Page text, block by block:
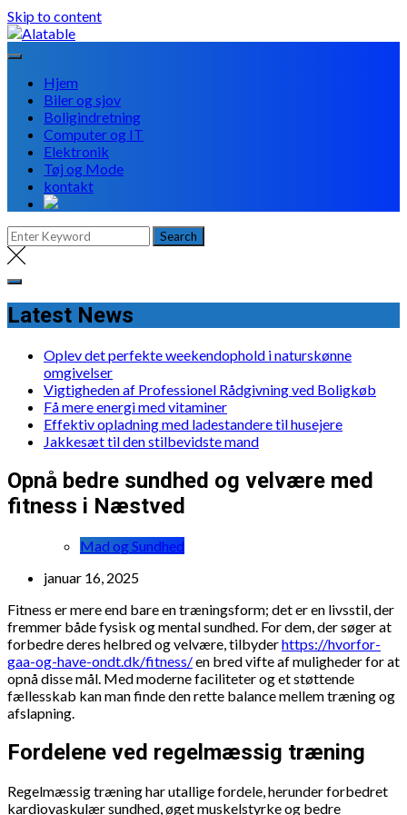
Skip to content
Hjem
Biler og sjov
Boligindretning
Computer og IT
Elektronik
Tøj og Mode
kontakt
Latest News
Oplev det perfekte weekendophold i naturskønne
omgivelser
Vigtigheden af Professionel Rådgivning ved Boligkøb
Få mere energi med vitaminer
Effektiv opladning med ladestandere til husejere
Jakkesæt til den stilbevidste mand
Opnå bedre sundhed og velvære med
fitness i Næstved
Mad og Sundhed
januar 16, 2025
Fitness er mere end bare en træningsform; det er en livsstil, der
fremmer både fysisk og mental sundhed. For dem, der søger at
forbedre deres helbred og velvære, tilbyderhttps://hvorfor-
gaa-og-have-ondt.dk/fitness/en bred vifte af muligheder for at
opnå disse mål. Med moderne faciliteter og et støttende
fællesskab kan man finde den rette balance mellem træning og
afslapning.
Fordelene ved regelmæssig træning
Regelmæssig træning har utallige fordele, herunder forbedret
kardiovaskulær sundhed, øget muskelstyrke og bedre